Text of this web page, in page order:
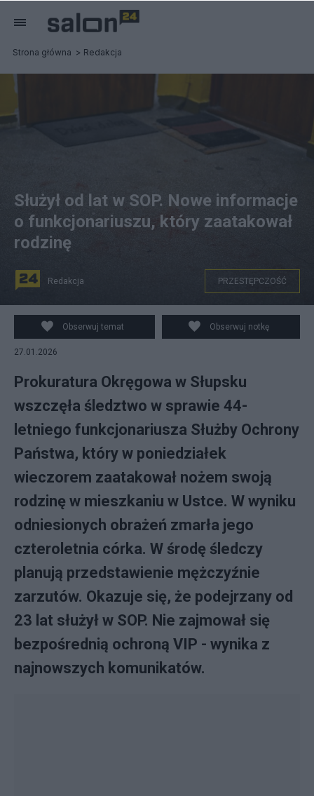
Strona główna Redakcja
Służył od lat w SOP. Nowe informacje
o funkcjonariuszu, który zaatakował
rodzinę
Redakcja PRZESTĘPCZOŚĆ
Obserwuj temat Obserwuj notkę
27.01.2026
Prokuratura Okręgowa w Słupsku
wszczęła śledztwo w sprawie 44-
letniego funkcjonariusza Służby Ochrony
Państwa, który w poniedziałek
wieczorem zaatakował nożem swoją
rodzinę w mieszkaniu w Ustce. W wyniku
odniesionych obrażeń zmarła jego
czteroletnia córka. W środę śledczy
planują przedstawienie mężczyźnie
zarzutów. Okazuje się, że podejrzany od
23 lat służył w SOP. Nie zajmował się
bezpośrednią ochroną VIP - wynika z
najnowszych komunikatów.